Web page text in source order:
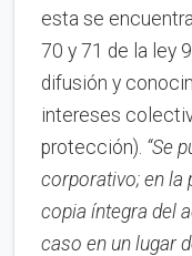
esta se
70 y 71 de la ley
difusión y
intereses
protección). “Se
corporativo; en la
copia íntegra del
caso en un lugar